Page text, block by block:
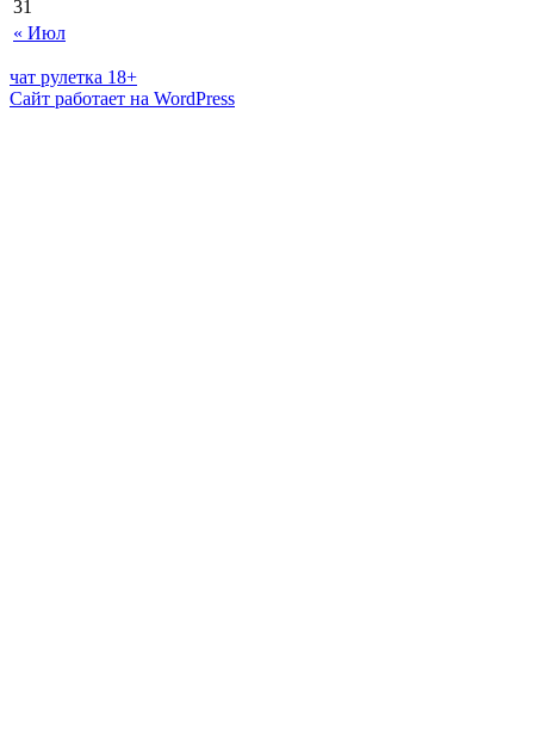
« Июл
31
чат рулетка 18+
Сайт работает на WordPress